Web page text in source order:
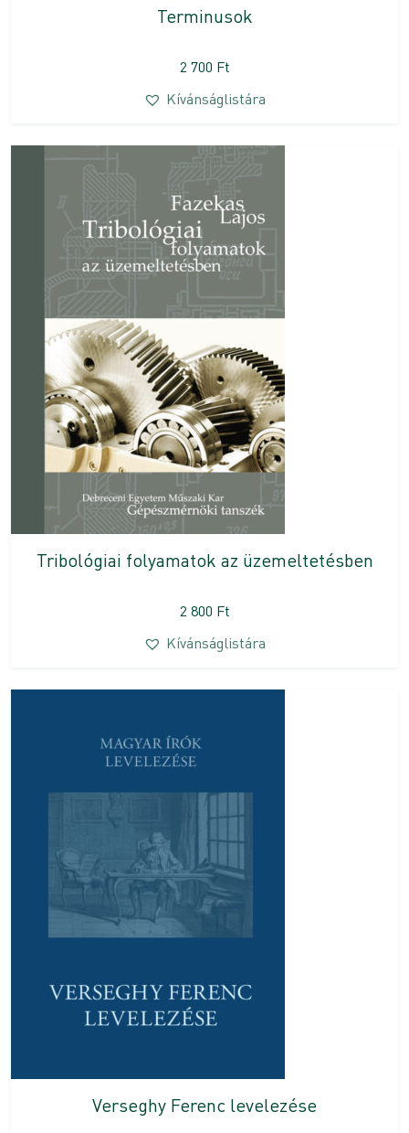
Terminusok
2 700 Ft
Kívánságlistára
Tribológiai folyamatok az üzemeltetésben
2 800 Ft
Kívánságlistára
Verseghy Ferenc levelezése